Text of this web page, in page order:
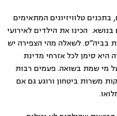
טלוויזיונים המתאימים
הכינו את הילדים לאירועי
בביה”ס. לשאלה מהי הצפירה יש
היא סימן לכל אזרחי מדינת
מי שמת בשואה. פעמים רבות
משרות ביטחון ורוגע גם אם